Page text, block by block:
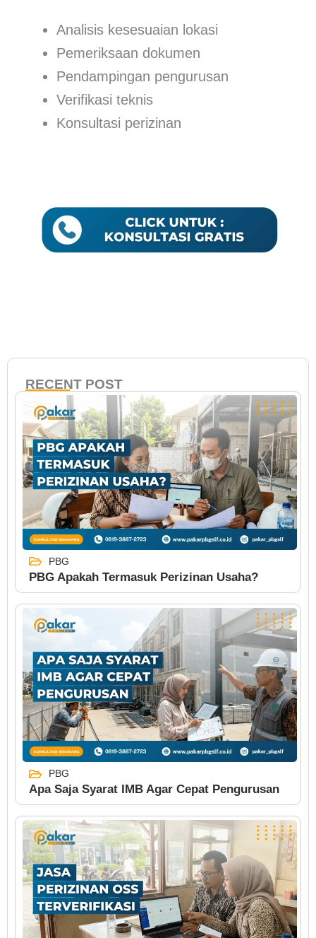
Analisis kesesuaian lokasi
Pemeriksaan dokumen
Pendampingan pengurusan
Verifikasi teknis
Konsultasi perizinan
RECENT POST
PBG
PBG Apakah Termasuk Perizinan Usaha?
PBG
Apa Saja Syarat IMB Agar Cepat Pengurusan